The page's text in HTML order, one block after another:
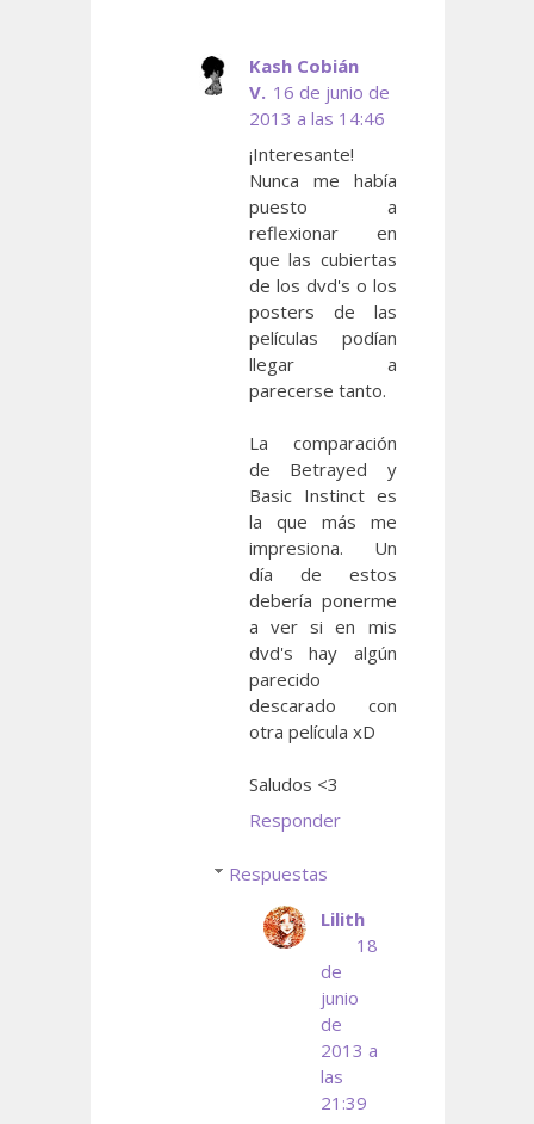
Kash Cobián
V. 16 de junio de
2013 a las 14:46
¡Interesante!
Nunca me había
puesto a
reflexionar en
que las cubiertas
de los dvd's o los
posters de las
películas podían
llegar a
parecerse tanto.
La comparación
de Betrayed y
Basic Instinct es
la que más me
impresiona. Un
día de estos
debería ponerme
a ver si en mis
dvd's hay algún
parecido
descarado con
otra película xD
Saludos <3
Responder
Respuestas
Lilith
18
de
junio
de
2013 a
las
21:39